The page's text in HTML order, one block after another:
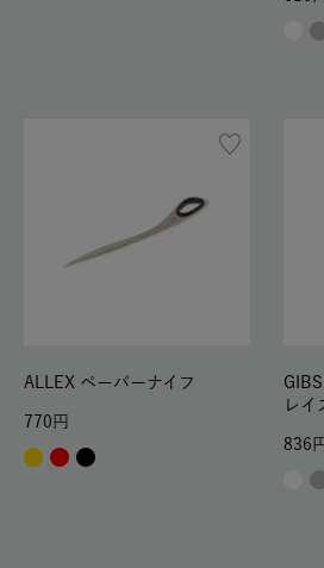
ALLEX ペーパーナイフ
770
レイ
836